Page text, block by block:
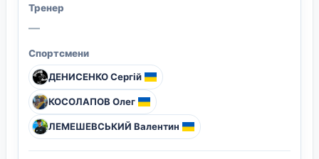
Тренер
—
Спортсмени
ДЕНИСЕНКО Сергій
КОСОЛАПОВ Олег
ЛЕМЕШЕВСЬКИЙ Валентин